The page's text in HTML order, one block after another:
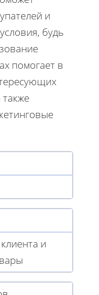
и
будь
помогает в
также
и